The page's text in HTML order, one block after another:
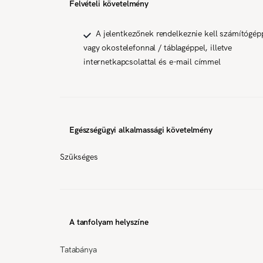
Felvételi követelmény
A jelentkezőnek rendelkeznie kell
vagy okostelefonnal / táblagéppel, illetve
internetkapcsolattal és e-mail címmel
Egészségügyi alkalmassági követelmény
Szükséges
A tanfolyam helyszíne
Tatabánya